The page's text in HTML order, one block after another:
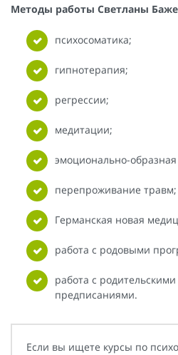
Методы работы Светланы
психосоматика;
гипнотерапия;
регрессии;
медитации;
эмоционально-
перепроживание травм;
Германская новая
работа с родовыми
работа с
предписаниями.
Если вы ищете курсы по